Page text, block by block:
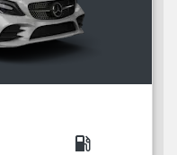
local_gas_station